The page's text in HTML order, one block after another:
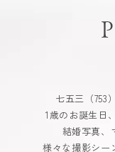
七五三（753
1歳のお誕生日
結婚写真、
様々な撮影シー